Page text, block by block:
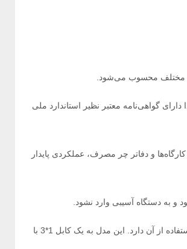
گواهی‌نامه معتبر نظیر استاندارد ملی
و دفاتر چر مصرف، عملکردی پایدار
فاصله مناسب و زاویه 45 درجه پریزها باعث شده که حتی دوشاخه‌های بزرگ هم بدون مزاحمت در کنار یکدیگر قرار بگیرند. همچنین کابل رابط برق نقش مهمی در سهولت استفاده از آن دارد. این مدل به یک کابل 1*3 با